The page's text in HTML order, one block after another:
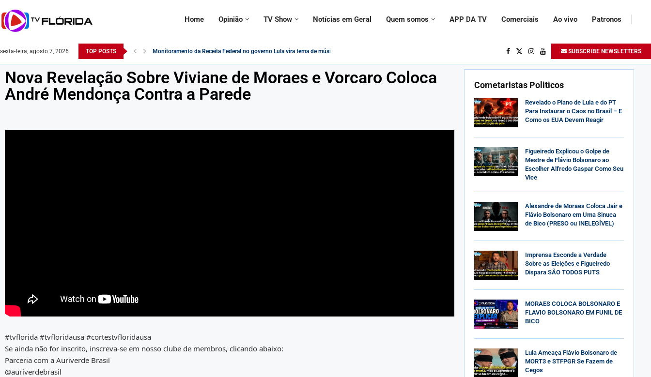
Home Opinião TV Show Notícias em Geral Quem somos APP DA TV Comerciais Ao vivo Patronos
sexta-feira, agosto 7, 2026 TOP POSTS Monitoramento da Receita Federal no governo Lula vira tema de música:... SUBSCRIBE NEWSLETTERS
Nova Revelação Sobre Viviane de Moraes e Vorcaro Coloca
André Mendonça Contra a Parede
#tvflorida #tvfloridausa #cortestvfloridausa
Se ainda não for inscrito, inscreva-se em nosso clube de membros, clicando abaixo:
Parceria com a Auriverde Brasil
@auriverdebrasil
Cometaristas Politicos
Revelado o Plano de Lula e do PT
Para Instaurar o Caos no Brasil – E
Como os EUA Devem Reagir
Figueiredo Explicou o Golpe de
Mestre de Flávio Bolsonaro ao
Escolher Alfredo Gaspar Como Seu
Vice
Alexandre de Moraes Coloca Jair e
Flávio Bolsonaro em Uma Sinuca
de Bico (PRESO ou INELEGÍVEL)
Imprensa Esconde a Verdade
Sobre as Eleições e Figueiredo
Dispara SÃO TODOS PUTS
MORAES COLOCA BOLSONARO E
FLAVIO BOLSONARO EM FUNIL DE
BICO
Lula Ameaça Flávio Bolsonaro de
MORT3 e STFPGR Se Fazem de
Cegos